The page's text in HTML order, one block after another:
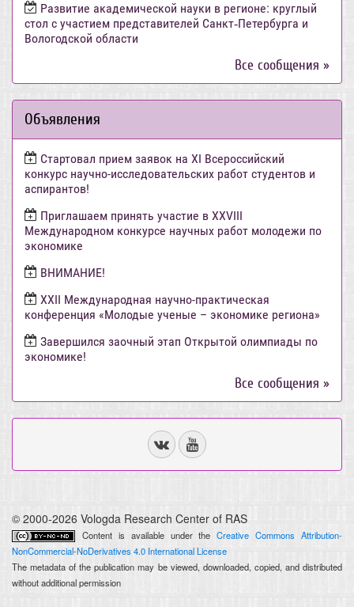
Развитие академической науки в регионе: круглый
стол с участием представителей Санкт‑Петербурга и
Вологодской области
Все сообщения »
Объявления
Стартовал прием заявок на XI Всероссийский
конкурс научно-исследовательских работ студентов и
аспирантов!
Приглашаем принять участие в XXVIII
Международном конкурсе научных работ молодежи по
экономике
ВНИМАНИЕ!
ХХII Международная научно-практическая
конференция «Молодые ученые – экономике региона»
Завершился заочный этап Открытой олимпиады по
экономике!
Все сообщения »
© 2000-2026 Vologda Research Center of RAS
Content is available under theCreative Commons Attribution-
NonCommercial-NoDerivatives 4.0 International License
The metadata of the publication may be viewed, downloaded, copied, and distributed
without additional permission